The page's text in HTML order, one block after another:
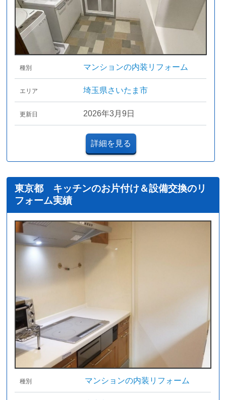
種別 マンションの内装リフォーム
エリア 埼玉県さいたま市
更新日 2026年3月9日
詳細を見る
東京都 キッチンのお片付け＆設備交換のリ
フォーム実績
種別 マンションの内装リフォーム